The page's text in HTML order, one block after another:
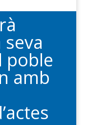
poble
amb